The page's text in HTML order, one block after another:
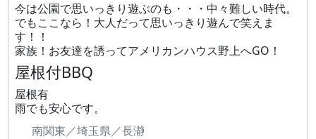
今は公園で思いっきり遊ぶのも・・・中々難しい時代。
でもここなら！大人だって思いっきり遊んで笑えま
す！！
家族！お友達を誘ってアメリカンハウス野上へGO！
屋根付BBQ
屋根有
雨でも安心です。
南関東／埼玉県／長瀞